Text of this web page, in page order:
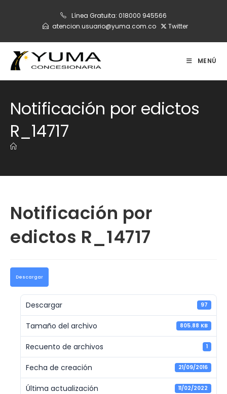
Línea Gratuita: 018000 945566
atencion.usuario@yuma.com.co
Twitter
MENÚ
Notificación por edictos
R_14717
Notificación por
edictos R_14717
Descargar
Descargar 97
Tamaño del archivo 805.88 KB
Recuento de archivos 1
Fecha de creación 21/09/2016
Última actualización 11/02/2022